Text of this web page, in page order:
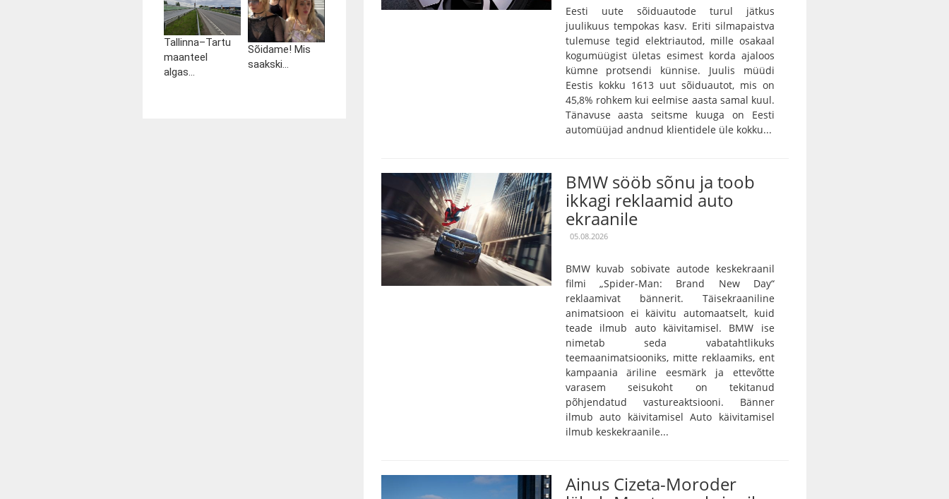
Tallinna–Tartu
maanteel
algas...
Sõidame! Mis
saakski...
Eesti uute sõiduautode turul jätkus
juulikuus tempokas kasv. Eriti silmapaistva
tulemuse tegid elektriautod, mille osakaal
kogumüügist ületas esimest korda ajaloos
kümne protsendi künnise. Juulis müüdi
Eestis kokku 1613 uut sõiduautot, mis on
45,8% rohkem kui eelmise aasta samal kuul.
Tänavuse aasta seitsme kuuga on Eesti
automüüjad andnud klientidele üle kokku...
BMW sööb sõnu ja toob
ikkagi reklaamid auto
ekraanile
05.08.2026
BMW kuvab sobivate autode keskekraanil
filmi „Spider-Man: Brand New Day“
reklaamivat bännerit. Täisekraaniline
animatsioon ei käivitu automaatselt, kuid
teade ilmub auto käivitamisel. BMW ise
nimetab seda vabatahtlikuks
teemaanimatsiooniks, mitte reklaamiks, ent
kampaania äriline eesmärk ja ettevõtte
varasem seisukoht on tekitanud
põhjendatud vastureaktsiooni. Bänner
ilmub auto käivitamisel Auto käivitamisel
ilmub keskekraanile...
Ainus Cizeta-Moroder